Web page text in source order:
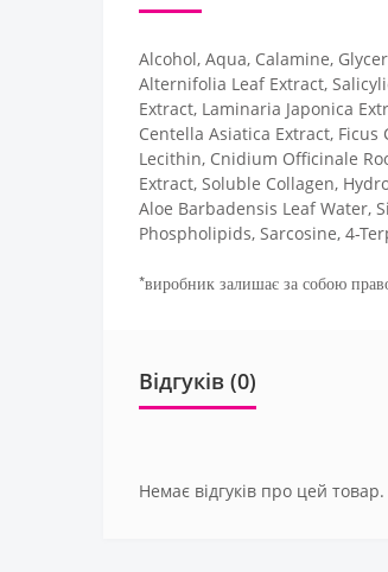
Alcohol, Aqua, Calamine,
Alternifolia Leaf Extract,
Extract, Laminaria Japonica
Centella Asiatica Extract,
Lecithin, Cnidium Officinale
Extract, Soluble Collagen,
Aloe Barbadensis Leaf Water,
Phospholipids, Sarcosine, 4-
*виробник залишає за собою
Відгуків (0)
Немає відгуків про цей товар.